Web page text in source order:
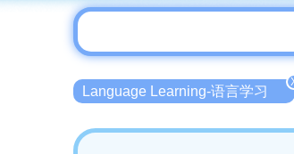
Language Learning-语言学习